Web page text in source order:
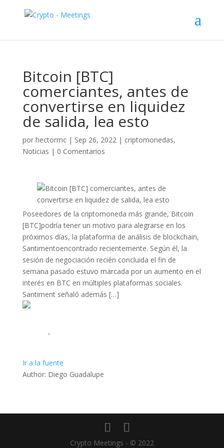
Bitcoin [BTC]
comerciantes, antes de
convertirse en liquidez
de salida, lea esto
por hectormc| Sep 26, 2022| criptomonedas,
Noticias | 0 Comentarios
Poseedores de la criptomoneda más grande, Bitcoin
[BTC]podría tener un motivo para alegrarse en los
próximos días, la plataforma de análisis de blockchain,
Santimentoencontrado recientemente. Según él, la
sesión de negociación recién concluida el fin de
semana pasado estuvo marcada por un aumento en el
interés en BTC en múltiples plataformas sociales.
Santiment señaló además […]
Ir a la fuente
Author: Diego Guadalupe
Crypto Meetings - © 2022